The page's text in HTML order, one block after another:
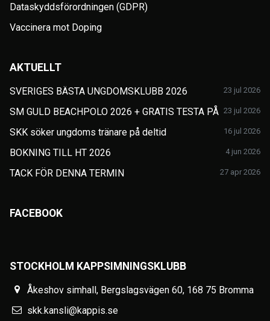
Dataskyddsförordningen (GDPR)
Vaccinera mot Doping
AKTUELLT
SVERIGES BÄSTA UNGDOMSKLUBB 2026 23 jul 2026
SM GULD BEACHPOLO 2026 + GRATIS TESTA PÅ 23 jul 2026
SKK söker ungdoms tränare på deltid 16 jul 2026
BOKNING TILL HT 2026 4 jun 2026
TACK FÖR DENNA TERMIN 27 apr 2026
FACEBOOK
STOCKHOLM KAPPSIMNINGSKLUBB
Åkeshov simhall, Bergslagsvägen 60, 168 75 Bromma
skk.kansli@kappis.se